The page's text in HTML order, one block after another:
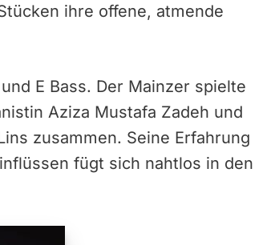
ihre offene, atmende
E Bass. Der Mainzer spielte
Aziza Mustafa Zadeh und
zusammen. Seine Erfahrung
fügt sich nahtlos in den